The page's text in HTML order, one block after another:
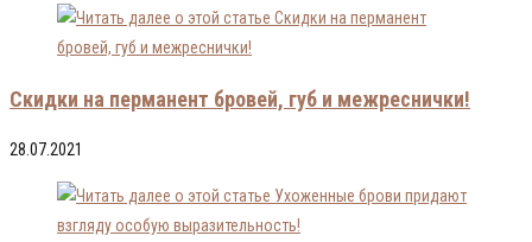
Скидки на перманент бровей, губ и межреснички!
28.07.2021